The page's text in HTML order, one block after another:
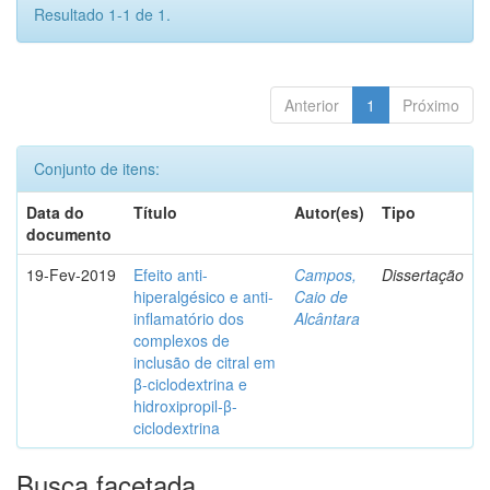
Resultado 1-1 de 1.
Anterior 1 Próximo
Conjunto de itens:
Data do
documento
Título Autor(es) Tipo
19-Fev-2019
Efeito anti-
hiperalgésico e anti-
inflamatório dos
complexos de
inclusão de citral em
β-ciclodextrina e
hidroxipropil-β-
ciclodextrina
Campos,
Caio de
Alcântara
Dissertação